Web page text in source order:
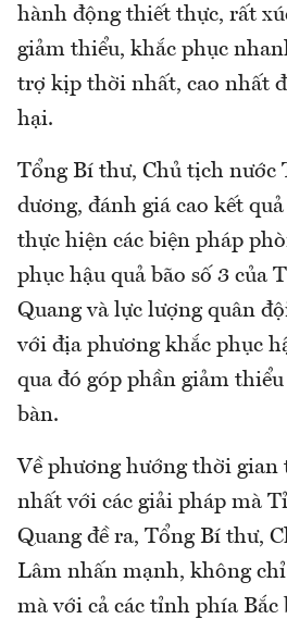
hành động thiết thực, rất
giảm thiểu, khắc phục
trợ kịp thời nhất, cao nhất
hại.
Tổng Bí thư, Chủ tịch nước
dương, đánh giá cao kết
thực hiện các biện pháp
phục hậu quả bão số 3 của
Quang và lực lượng quân
với địa phương khắc phục
qua đó góp phần giảm
bàn.
Về phương hướng thời gian
nhất với các giải pháp mà
Quang đề ra, Tổng Bí thư,
Lâm nhấn mạnh, không
mà với cả các tỉnh phía Bắc